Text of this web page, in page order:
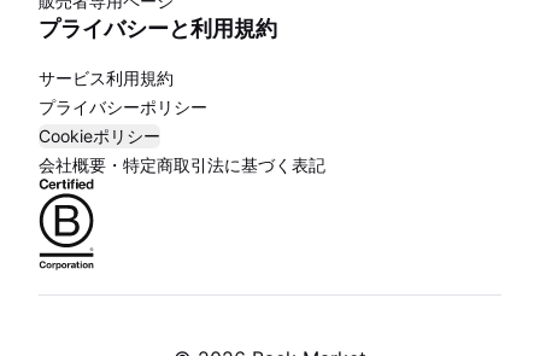
プライバシーと利用規約
サービス利用規約
プライバシーポリシー
Cookieポリシー
会社概要・特定商取引法に基づく表記